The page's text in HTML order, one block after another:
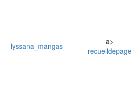
lyssana_mangas
a>
recueildepage